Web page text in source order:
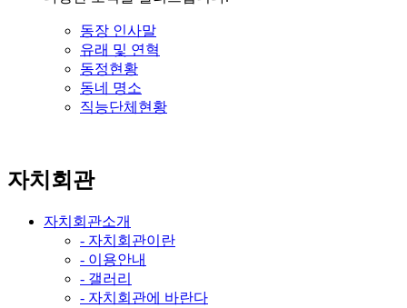
동장 인사말
유래 및 연혁
동정현황
동네 명소
직능단체현황
자치회관
자치회관소개
- 자치회관이란
- 이용안내
- 갤러리
- 자치회관에 바란다